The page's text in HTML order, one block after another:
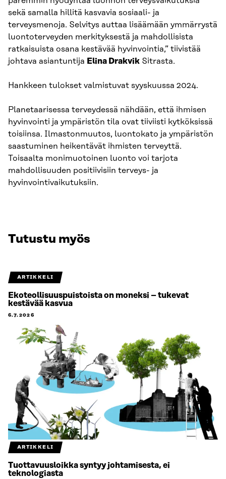
sekä samalla hillitä kasvavia sosiaali- ja
terveysmenoja. Selvitys auttaa lisäämään ymmärrystä
luontoterveyden merkityksestä ja mahdollisista
ratkaisuista osana kestävää hyvinvointia,” tiivistää
johtava asiantuntija Elina Drakvik Sitrasta.
Hankkeen tulokset valmistuvat syyskuussa 2024.
Planetaarisessa terveydessä nähdään, että ihmisen
hyvinvointi ja ympäristön tila ovat tiiviisti kytköksissä
toisiinsa. Ilmastonmuutos, luontokato ja ympäristön
saastuminen heikentävät ihmisten terveyttä.
Toisaalta monimuotoinen luonto voi tarjota
mahdollisuuden positiivisiin terveys- ja
hyvinvointivaikutuksiin.
Tutustu myös
ARTIKKELI
Ekoteollisuuspuistoista on moneksi – tukevat
kestävää kasvua
6.7.2026
ARTIKKELI
Tuottavuusloikka syntyy johtamisesta, ei
teknologiasta